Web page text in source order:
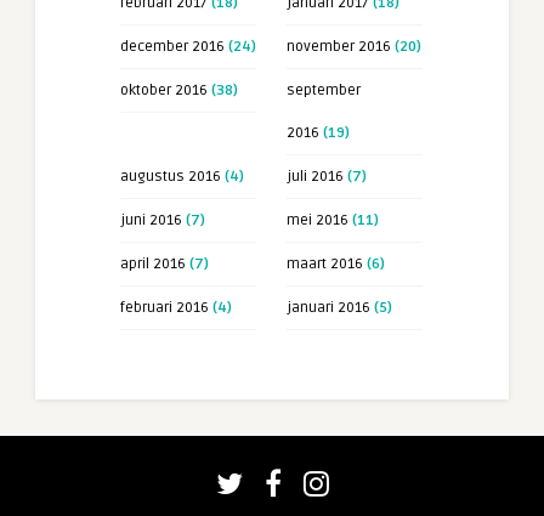
december 2016 (24) november 2016 (20)
oktober 2016 (38) september
2016 (19)
augustus 2016 (4) juli 2016 (7)
juni 2016 (7) mei 2016 (11)
april 2016 (7) maart 2016 (6)
februari 2016 (4) januari 2016 (5)